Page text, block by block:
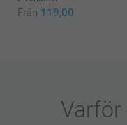
Från 119,00
Varför